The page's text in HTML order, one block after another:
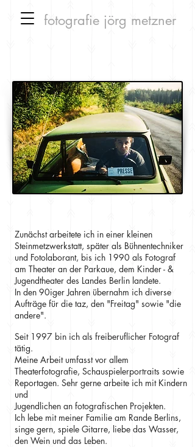
fotografie jörg metzner
Zunächst arbeitete ich in einer kleinen
Steinmetzwerkstatt, später als Bühnentechniker
und Fotolaborant, bis ich 1990 als Fotograf
am Theater an der Parkaue, dem Kinder - &
Jugendtheater des Landes Berlin landete.
In den 90iger Jahren übernahm ich diverse
Aufträge für die taz, den "Freitag" sowie "die
andere".
Seit 1997 bin ich als freiberuflicher Fotograf
tätig.
Meine Arbeit umfasst vor allem
Theaterfotografie, Schauspielerportraits sowie
Reportagen. Sehr gerne arbeite ich mit Kindern
und
Jugendlichen an fotografischen Projekten.
Ich lebe mit meiner Familie am Rande Berlins,
singe gern, spiele Gitarre, liebe das Wasser,
den Wein und das Leben.